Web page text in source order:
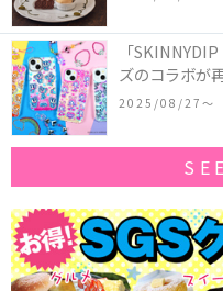
「かぼちゃ
「
ズのコラボが
作コレクショ
2025/08/27〜